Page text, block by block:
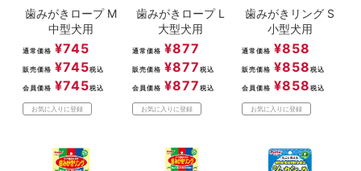
歯みがきロープ M
中型犬用
通常価格 ¥745
販売価格 ¥745税込
会員価格 ¥745税込
お気に入りに登録
歯みがきロープ L
大型犬用
通常価格 ¥877
販売価格 ¥877 税込
会員価格 ¥877 税込
お気に入りに登録
歯みがきリング S
小型犬用
通常価格 ¥858
販売価格 ¥858 税込
会員価格 ¥858 税込
お気に入りに登録